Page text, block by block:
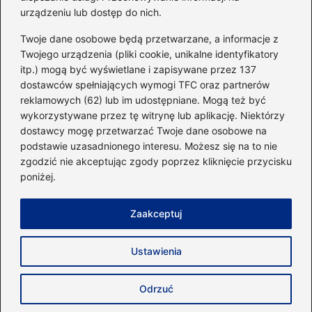
urządzeniu lub dostęp do nich.
Twoje dane osobowe będą przetwarzane, a informacje z
Twojego urządzenia (pliki cookie, unikalne identyfikatory
itp.) mogą być wyświetlane i zapisywane przez 137
dostawców spełniających wymogi TFC oraz partnerów
reklamowych (62) lub im udostępniane. Mogą też być
wykorzystywane przez tę witrynę lub aplikację. Niektórzy
dostawcy mogę przetwarzać Twoje dane osobowe na
podstawie uzasadnionego interesu. Możesz się na to nie
zgodzić nie akceptując zgody poprzez kliknięcie przycisku
poniżej.
Ustawienia
Odrzuć
Zaakceptuj
Kategorie
Dieta i kalorie(221)
Fitness(236)
Siłownia(101)
Sport(60)
Sprzęt i akcesoria(25)
Suplementy(38)
Copyright © 2026 40minut.pl
Zasady użytkowania
Napisz do nas